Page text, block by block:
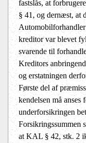
fastslås, at
§ 41, og dernæst, at
kreditor var blevet
svarende til
Kreditors
og erstatningen
Første del af
kendelsen må
underforsikringen
Forsikringssummen
at KAL § 42, stk. 2